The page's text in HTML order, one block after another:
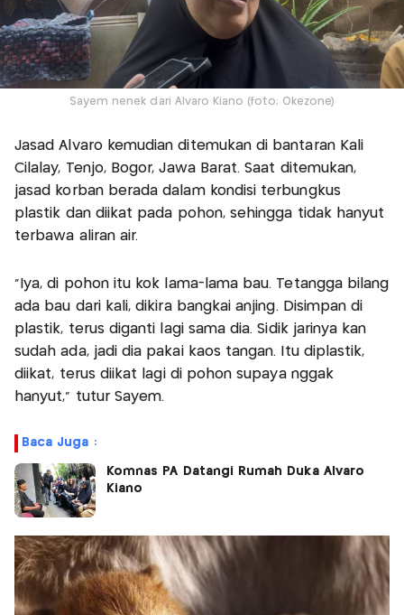
Sayem nenek dari Alvaro Kiano (foto; Okezone)
Jasad Alvaro kemudian ditemukan di bantaran Kali
Cilalay, Tenjo, Bogor, Jawa Barat. Saat ditemukan,
jasad korban berada dalam kondisi terbungkus
plastik dan diikat pada pohon, sehingga tidak hanyut
terbawa aliran air.
“Iya, di pohon itu kok lama-lama bau. Tetangga bilang
ada bau dari kali, dikira bangkai anjing. Disimpan di
plastik, terus diganti lagi sama dia. Sidik jarinya kan
sudah ada, jadi dia pakai kaos tangan. Itu diplastik,
diikat, terus diikat lagi di pohon supaya nggak
hanyut,” tutur Sayem.
Baca Juga :
Komnas PA Datangi Rumah Duka Alvaro
Kiano